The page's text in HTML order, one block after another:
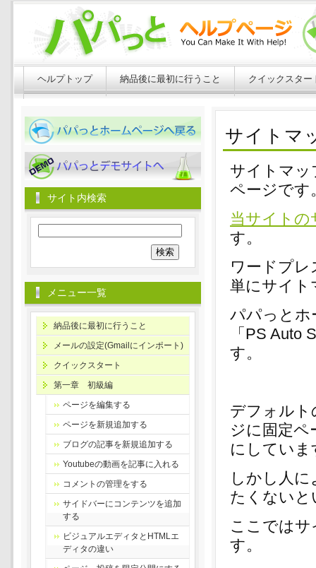
ヘルプトップ 納品後に最初に行うこと クイックスター
サイトマ
サイトマッ
ページです
当サイト
す。
ワードプ
単にサイト
パパっとホ
「PS Auto
す。
デフォルト
ジに固定ペ
にしていま
しかし人
たくないと
ここでは
す。
パパっとホームページへ戻る
パパっとホームページへ戻る
サイト内検索
メニュー一覧
納品後に最初に行うこと
メールの設定(Gmailにインポート)
クイックスタート
第一章 初級編
ページを編集する
ページを新規追加する
ブログの記事を新規追加する
Youtubeの動画を記事に入れる
コメントの管理をする
サイドバーにコンテンツを追加
する
ビジュアルエディタとHTMLエ
ディタの違い